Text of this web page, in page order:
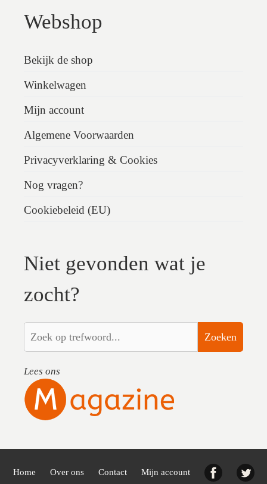
Webshop
Bekijk de shop
Winkelwagen
Mijn account
Algemene Voorwaarden
Privacyverklaring & Cookies
Nog vragen?
Cookiebeleid (EU)
Niet gevonden wat je
zocht?
Zoeken
Lees ons
Home Over ons Contact Mijn account Facebook